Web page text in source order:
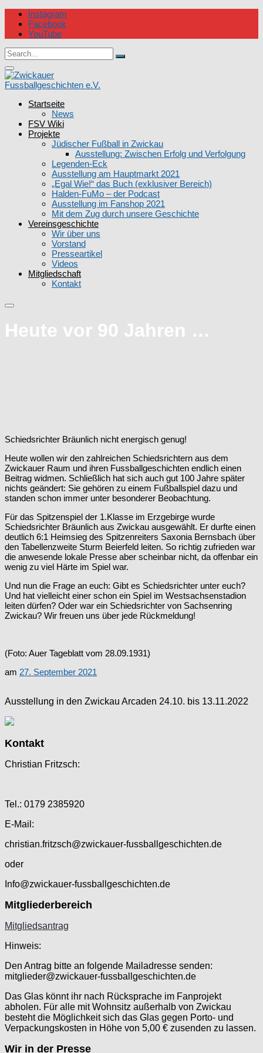
Skip
content
Instagram
Facebook
YouTube
Circular
focus
Search
for:
Search
focus
Zwickauer Fussballgeschichten e.V.
Startseite
News
FSV Wiki
Projekte
Jüdischer Fußball in Zwickau
Ausstellung: Zwischen Erfolg und Verfolgung
Legenden-Eck
Ausstellung am Hauptmarkt 2021
„Egal Wie!“ das Buch (exklusiver Bereich)
Halden-FuMo – der Podcast
Ausstellung im Fanshop 2021
Mit dem Zug durch unsere Geschichte
Vereinsgeschichte
Wir über uns
Vorstand
Presseartikel
Videos
Mitgliedschaft
Kontakt
Heute vor 90 Jahren …
Schiedsrichter Bräunlich nicht energisch genug!
Heute wollen wir den zahlreichen Schiedsrichtern aus dem
Zwickauer Raum und ihren Fussballgeschichten endlich einen
Beitrag widmen. Schließlich hat sich auch gut 100 Jahre später
nichts geändert: Sie gehören zu einem Fußballspiel dazu und
standen schon immer unter besonderer Beobachtung.
Für das Spitzenspiel der 1.Klasse im Erzgebirge wurde
Schiedsrichter Bräunlich aus Zwickau ausgewählt. Er durfte einen
deutlich 6:1 Heimsieg des Spitzenreiters Saxonia Bernsbach über
den Tabellenzweite Sturm Beierfeld leiten. So richtig zufrieden war
die anwesende lokale Presse aber scheinbar nicht, da offenbar ein
wenig zu viel Härte im Spiel war.
Und nun die Frage an euch: Gibt es Schiedsrichter unter euch?
Und hat vielleicht einer schon ein Spiel im Westsachsenstadion
leiten dürfen? Oder war ein Schiedsrichter von Sachsenring
Zwickau? Wir freuen uns über jede Rückmeldung!
(Foto: Auer Tageblatt vom 28.09.1931)
am 27. September 2021
Ausstellung in den Zwickau Arcaden 24.10. bis 13.11.2022
Kontakt
Christian Fritzsch:
Tel.: 0179 2385920
E-Mail:
christian.fritzsch@zwickauer-fussballgeschichten.de
oder
Info@zwickauer-fussballgeschichten.de
Mitgliederbereich
Mitgliedsantrag
Hinweis:
Den Antrag bitte an folgende Mailadresse senden:
mitglieder@zwickauer-fussballgeschichten.de
Das Glas könnt ihr nach Rücksprache im Fanprojekt
abholen. Für alle mit Wohnsitz außerhalb von Zwickau
besteht die Möglichkeit sich das Glas gegen Porto- und
Verpackungskosten in Höhe von 5,00 € zusenden zu lassen.
Wir in der Presse